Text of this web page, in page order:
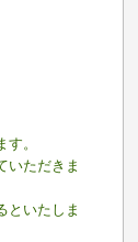
。
いただきま
といたしま